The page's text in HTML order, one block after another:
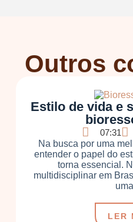
Outros
Estilo de vida e
07:31
Na busca por uma
entender o papel do
torna essencial.
multidisciplinar em
LER